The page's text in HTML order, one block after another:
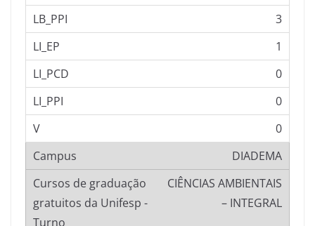
3
1
0
0
0
DIADEMA
CIÊNCIAS AMBIENTAIS
– INTEGRAL